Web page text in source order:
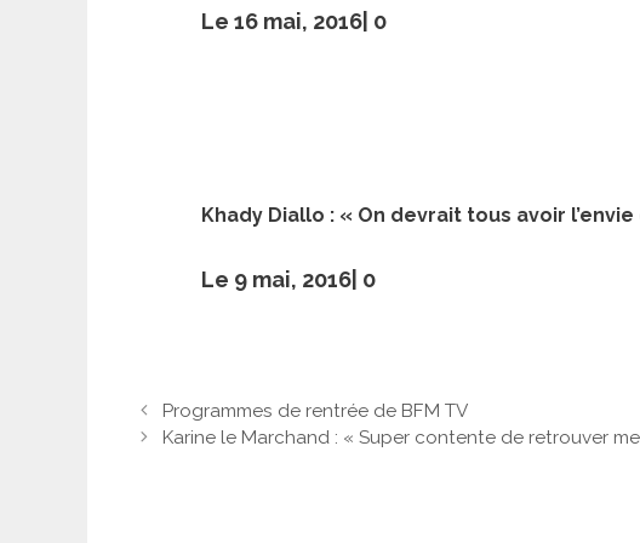
Le 16 mai, 2016| 0
Khady Diallo : « On devrait tous avoir
Le 9 mai, 2016| 0
Programmes de rentrée de BFM TV
Karine le Marchand : « Super contente de retrouver